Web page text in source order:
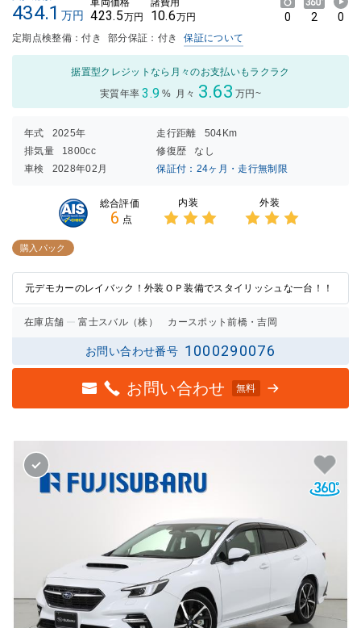
434.1 万円
車両価格
423.5万円
諸費用
10.6万円 0 2 0
定期点検整備：付き 部分保証：付き 保証について
据置型クレジットなら月々のお支払いもラクラク
実質年率 3.9 % 月々 3.63 万円~
年式 2025年 走行距離
504Km
排気量
1800cc 修復歴
なし
車検
2028年02月 保証付：24ヶ月・走行無制限
総合評価
6 点
内装 外装
購入パック
元デモカーのレイバック！外装ＯＰ装備でスタイリッシュな一台！！
在庫店舗 富士スバル（株） カースポット前橋・吉岡
お問い合わせ番号 1000290076
お問い合わせ 無料